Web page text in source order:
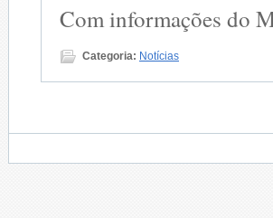
Com informações do
Categoria: Notícias